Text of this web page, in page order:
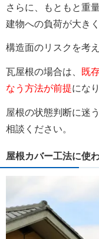
さらに、もともと重
建物への負荷が大き
構造面のリスクを考
瓦屋根の場合は、 既
なう方法が前提にな
屋根の状態判断に迷う
相談ください。
屋根カバー工法に使